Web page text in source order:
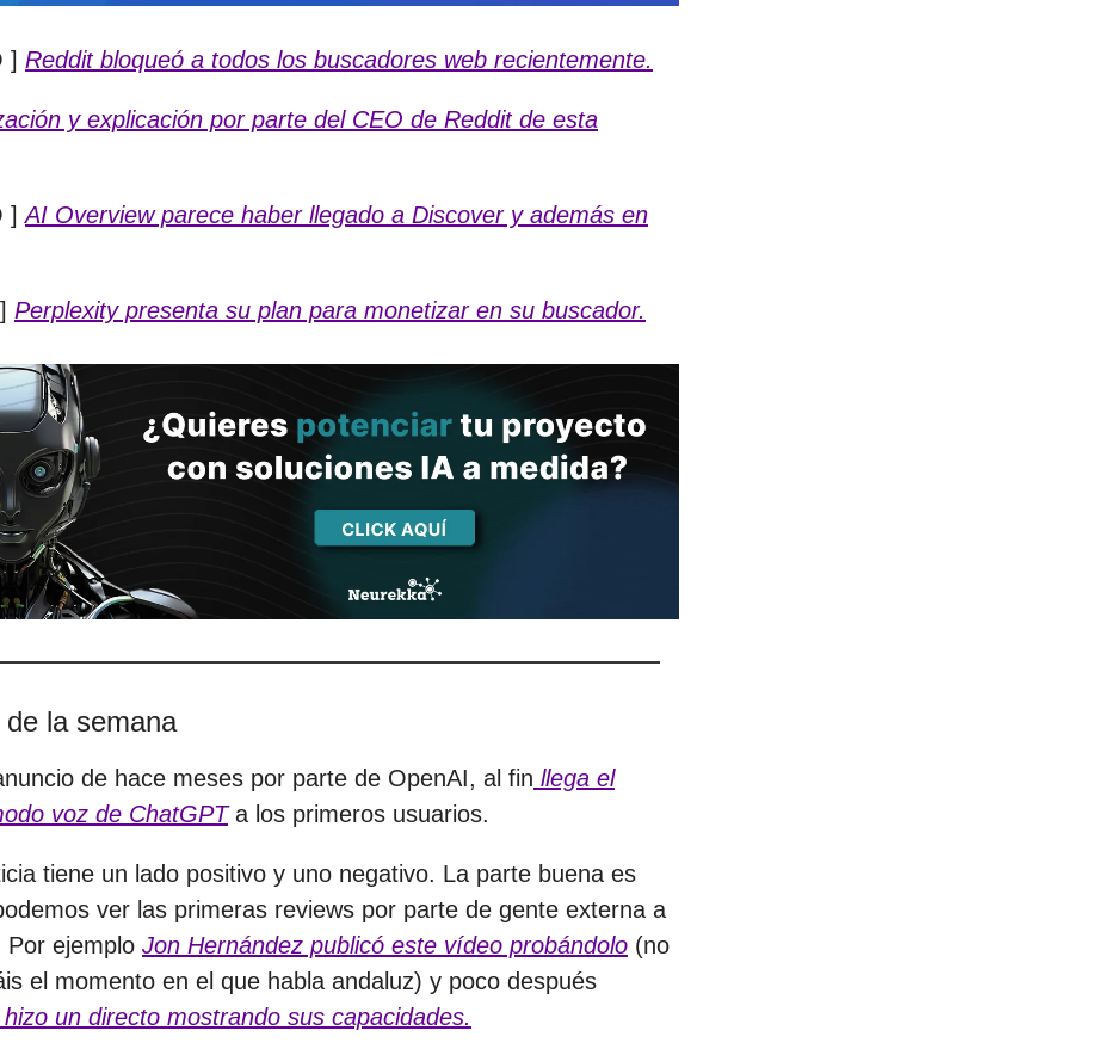
] Reddit bloqueó a todos los buscadores web recientemente.
y explicación por parte del CEO de Reddit de esta
]AI Overview parece haber llegado a Discover y además en
Perplexity presenta su plan para monetizar en su buscador.
de la semana
de hace meses por parte de OpenAI, al fin llega el
voz de ChatGPTa los primeros usuarios.
tiene un lado positivo y uno negativo. La parte buena es
ver las primeras reviews por parte de gente externa a
Por ejemplo Jon Hernández publicó este vídeo probándolo (no
el momento en el que habla andaluz) y poco después
un directo mostrando sus capacidades.